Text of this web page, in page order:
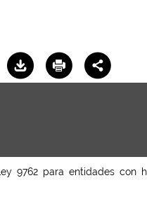
9762 para entidades con